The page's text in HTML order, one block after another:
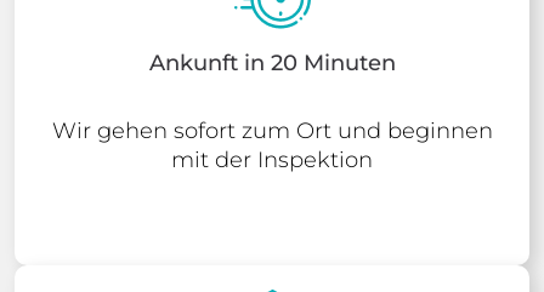
Ankunft in 20 Minuten
Wir gehen sofort zum Ort und beginnen
mit der Inspektion